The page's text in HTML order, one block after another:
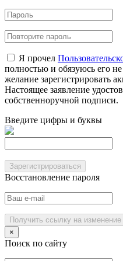
Я прочел
полностью и обязуюсь его
желание зарегистрировать
Настоящее заявление
собственноручной подписи.
Введите цифры и буквы
Зарегистрироваться
Восстановление пароля
Получить ссылку на изменение
×
Поиск по сайту